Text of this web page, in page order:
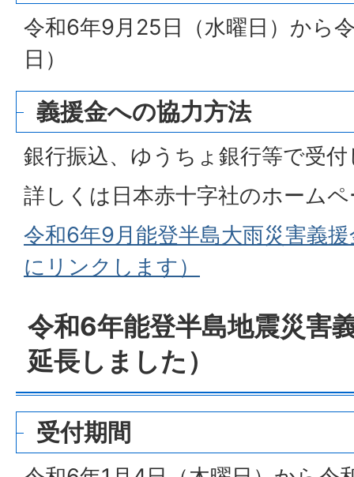
令和6年9月25日（水曜日）から
日）
義援金への協力方法
銀行振込、ゆうちょ銀行等で受
詳しくは日本赤十字社のホーム
令和6年9月能登半島大雨災害義
にリンクします）
令和6年能登半島地震災害
延長しました）
受付期間